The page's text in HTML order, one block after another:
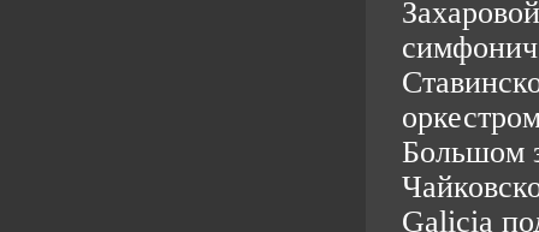
Большом
Galicia